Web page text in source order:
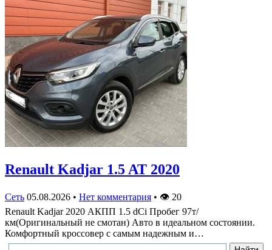
Renault Kadjar 1.5 AT 2020
Сеть 05.08.2026 • Нет комментария • 👁 20
Renault Kadjar 2020 АКПП 1.5 dCi Пробег 97т/
км(Оригинальный не смотан) Авто в идеальном состоянии.
Комфортный кроссовер с самым надежным и…